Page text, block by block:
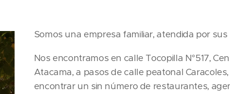
Somos una empresa familiar, atendida por
Nos encontramos en calle Tocopilla N°517,
Atacama, a pasos de calle peatonal
encontrar un sin número de restaurantes,